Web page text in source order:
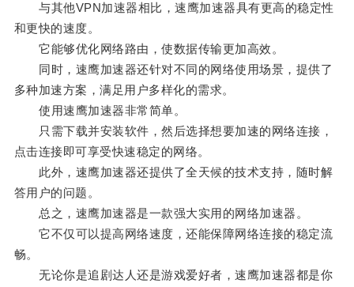
与其他VPN加速器相比，速鹰加速器具有更高的稳定性
和更快的速度。
它能够优化网络路由，使数据传输更加高效。
同时，速鹰加速器还针对不同的网络使用场景，提供了
多种加速方案，满足用户多样化的需求。
使用速鹰加速器非常简单。
只需下载并安装软件，然后选择想要加速的网络连接，
点击连接即可享受快速稳定的网络。
此外，速鹰加速器还提供了全天候的技术支持，随时解
答用户的问题。
总之，速鹰加速器是一款强大实用的网络加速器。
它不仅可以提高网络速度，还能保障网络连接的稳定流
畅。
无论你是追剧达人还是游戏爱好者，速鹰加速器都是你